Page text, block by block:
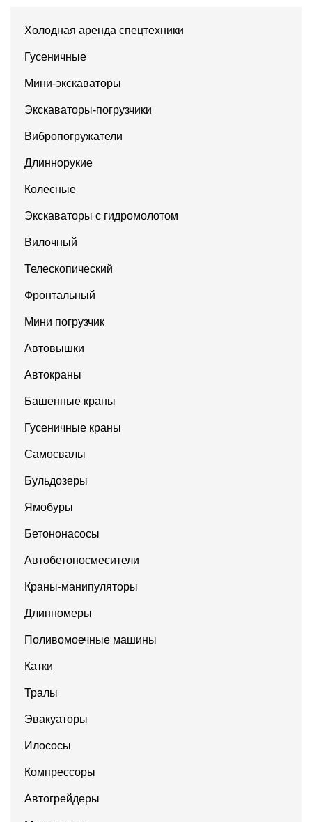
Холодная аренда спецтехники
Гусеничные
Мини-экскаваторы
Экскаваторы-погрузчики
Вибропогружатели
Длиннорукие
Колесные
Экскаваторы с гидромолотом
Вилочный
Телескопический
Фронтальный
Мини погрузчик
Автовышки
Автокраны
Башенные краны
Гусеничные краны
Самосвалы
Бульдозеры
Ямобуры
Бетононасосы
Автобетоносмесители
Краны-манипуляторы
Длинномеры
Поливомоечные машины
Катки
Тралы
Эвакуаторы
Илососы
Компрессоры
Автогрейдеры